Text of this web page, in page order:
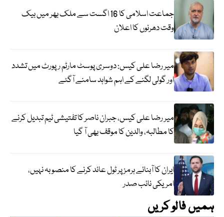
جماعت اسلامی کا 16 اگست سے ملک بھر میں بیک
وقت دھرنوں کا اعلان
میر رضا علی کیس: دوسری پوسٹ مارٹم رپورٹ میں تشدد
اور گولی لگنے کے اہم شواہد سامنے آگئے
میر رضا علی کیس، جبران ناصر کا تفتیشی ٹیم تبدیل کرنے
کا مطالبہ، والدین کا موقف بھی آ گیا
ایران کا آبنائے ہرمز پر ٹول عائد کرنے کا منصوبہ نہیں،
امریکی نائب صدر
ہمیں فالو کریں